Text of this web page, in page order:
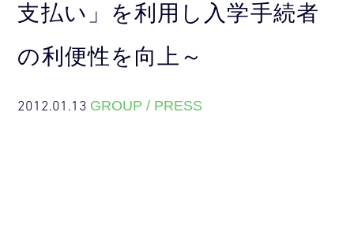
支払い」を利用し入学手続者
の利便性を向上～
2012.01.13 GROUP / PRESS